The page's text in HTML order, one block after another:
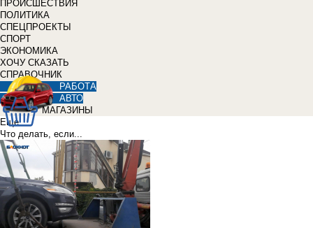
ПРОИСШЕСТВИЯ
ПОЛИТИКА
СПЕЦПРОЕКТЫ
СПОРТ
ЭКОНОМИКА
ХОЧУ СКАЗАТЬ
СПРАВОЧНИК
РАБОТА
АВТО
МАГАЗИНЫ
Еще
Что делать, если...